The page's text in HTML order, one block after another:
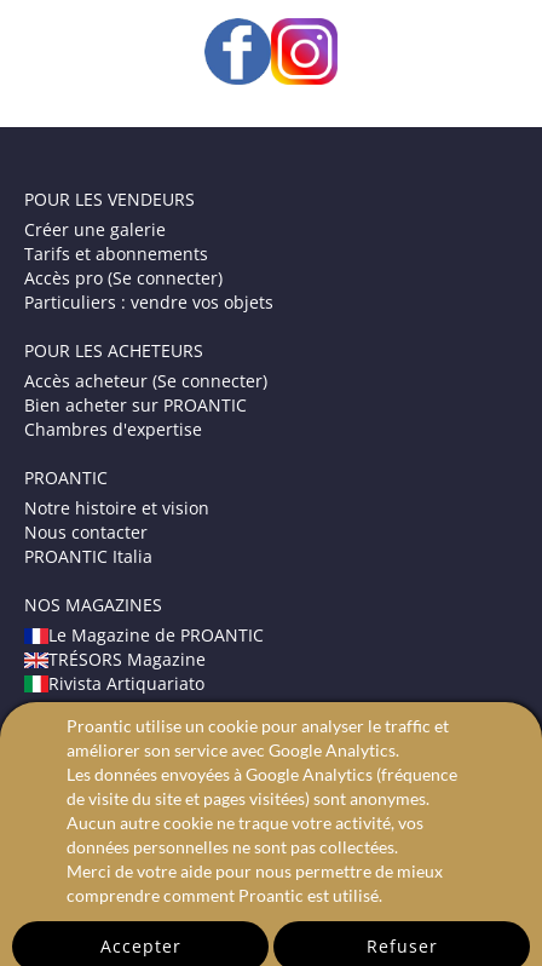
POUR LES VENDEURS
Créer une galerie
Tarifs et abonnements
Accès pro (Se connecter)
Particuliers : vendre vos objets
POUR LES ACHETEURS
Accès acheteur (Se connecter)
Bien acheter sur PROANTIC
Chambres d'expertise
PROANTIC
Notre histoire et vision
Nous contacter
PROANTIC Italia
NOS MAGAZINES
Le Magazine de PROANTIC
TRÉSORS Magazine
Rivista Artiquariato
CONDITIONS GÉNÉRALES
Mentions légales
Protection des données
Recherche avancée
Proantic utilise un cookie pour analyser le traffic et
améliorer son service avec Google Analytics.
Les données envoyées à Google Analytics (fréquence
de visite du site et pages visitées) sont anonymes.
Aucun autre cookie ne traque votre activité, vos
données personnelles ne sont pas collectées.
Merci de votre aide pour nous permettre de mieux
comprendre comment Proantic est utilisé.
Accepter Refuser